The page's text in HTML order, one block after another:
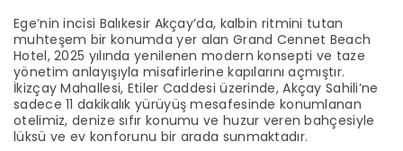
Ege’nin incisi Balıkesir Akçay’da, kalbin ritmini tutan
muhteşem bir konumda yer alan Grand Cennet Beach
Hotel, 2025 yılında yenilenen modern konsepti ve taze
yönetim anlayışıyla misafirlerine kapılarını açmıştır.
İkizçay Mahallesi, Etiler Caddesi üzerinde, Akçay Sahili’ne
sadece 11 dakikalık yürüyüş mesafesinde konumlanan
otelimiz, denize sıfır konumu ve huzur veren bahçesiyle
lüksü ve ev konforunu bir arada sunmaktadır.